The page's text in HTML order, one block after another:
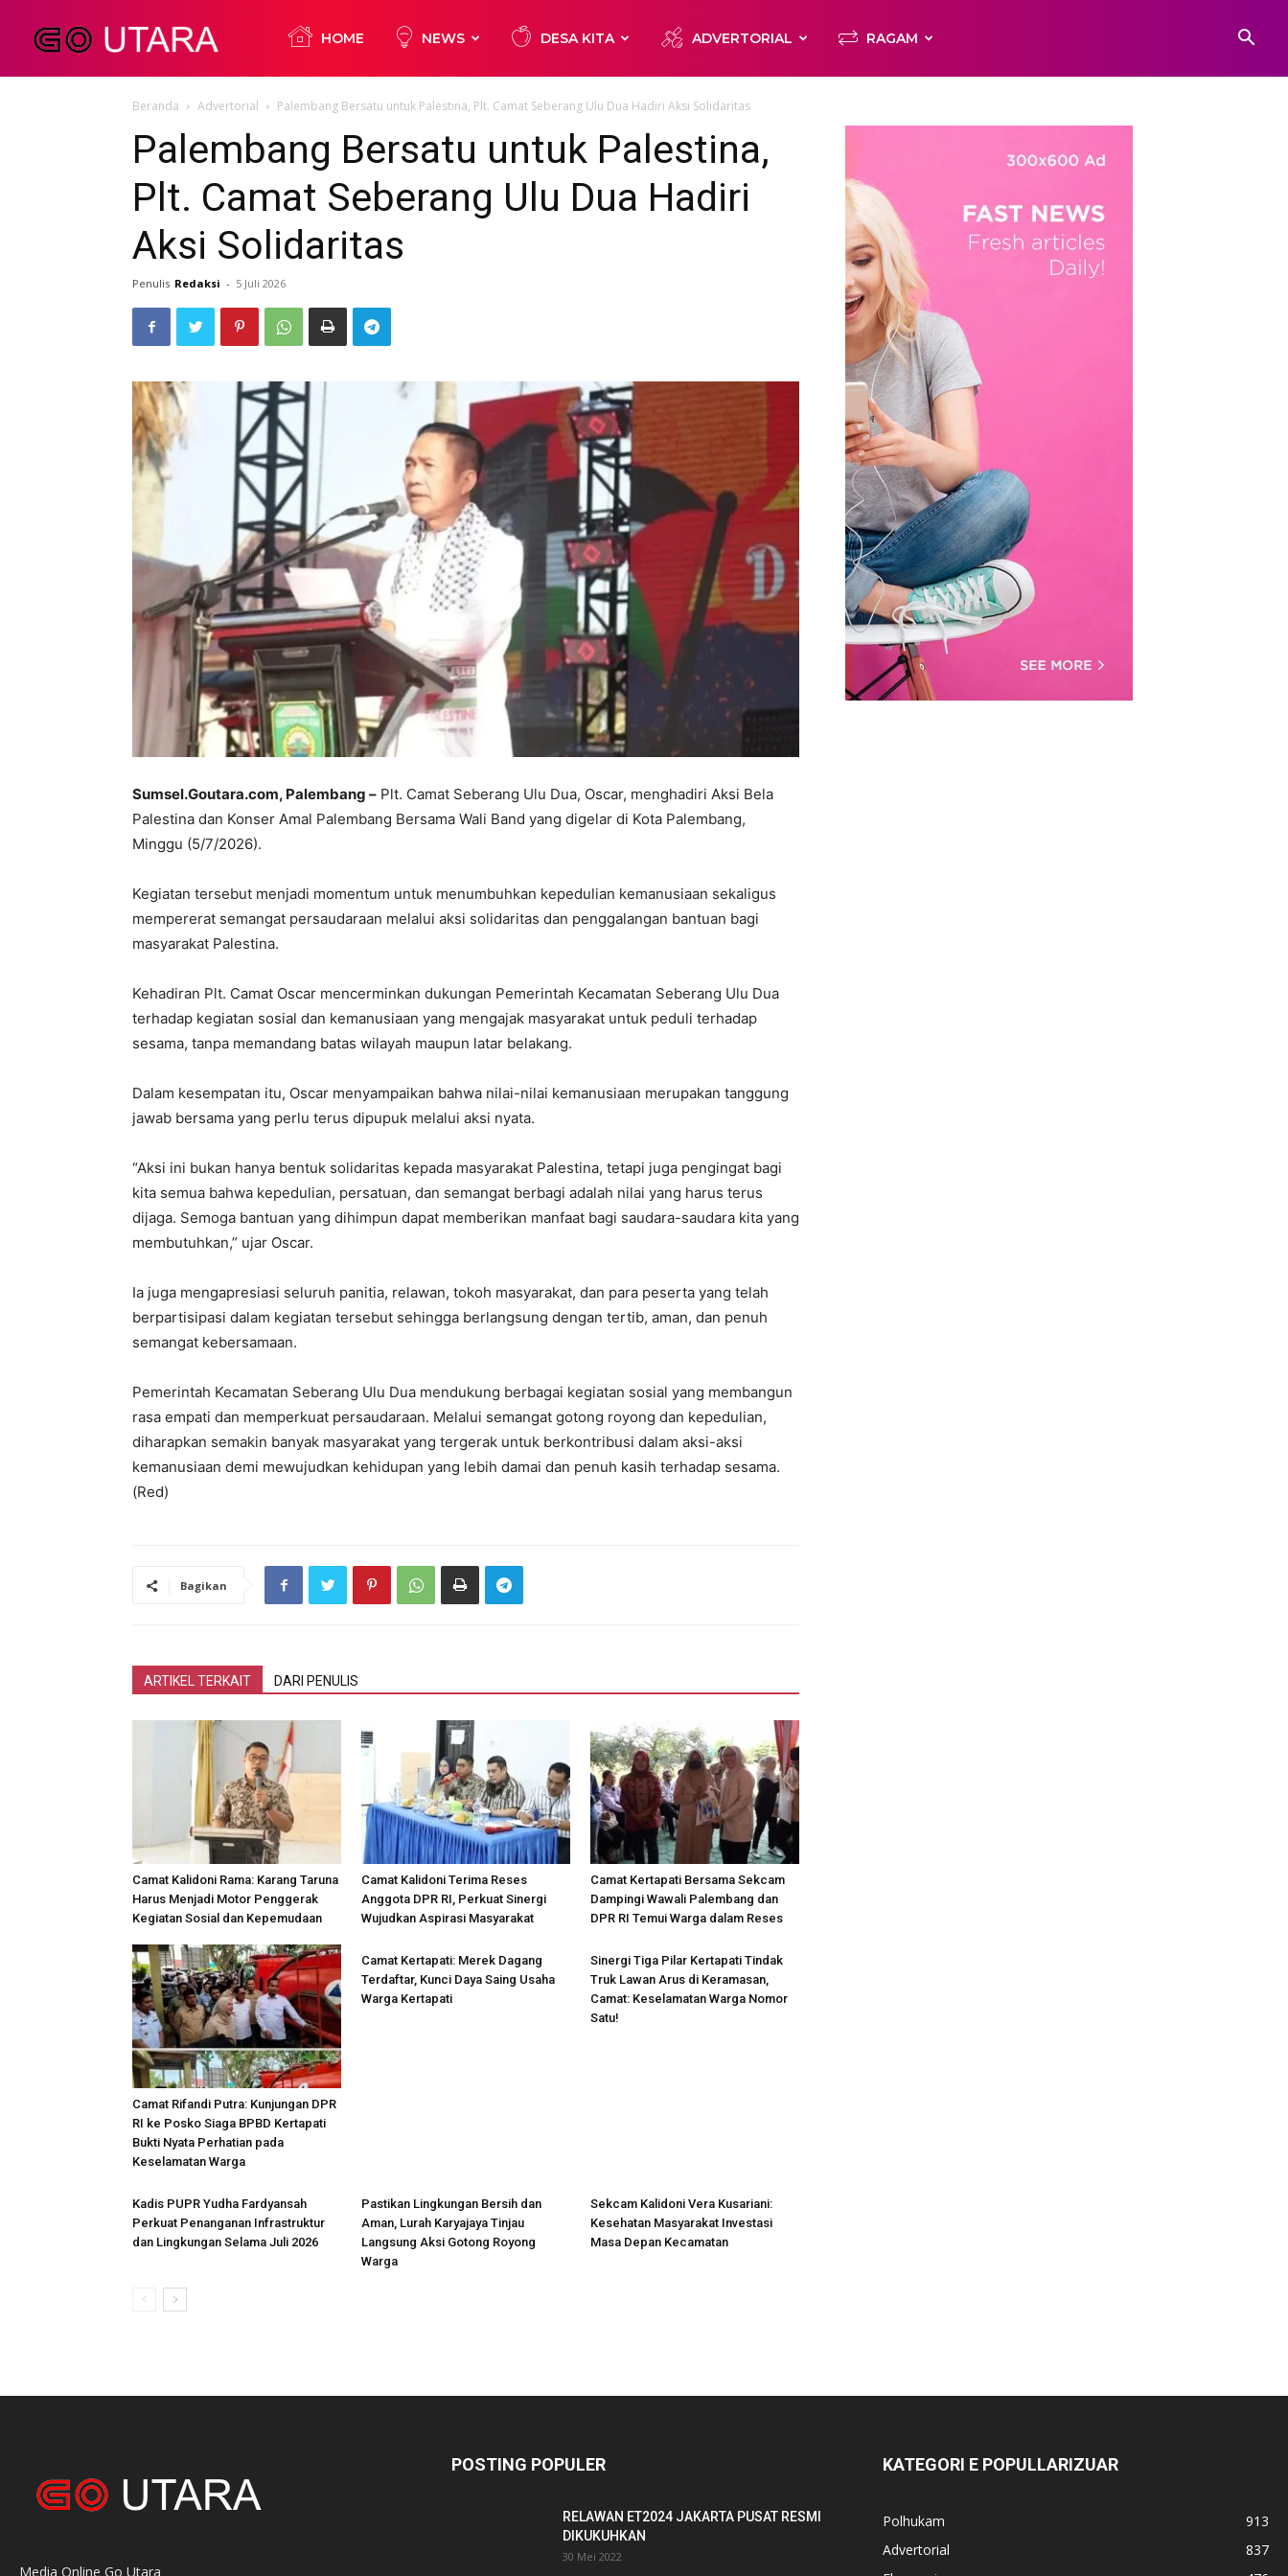
Utara
HOME NEWS DESA KITA ADVERTORIAL RAGAM
Beranda Advertorial Palembang Bersatu untuk Palestina, Plt. Camat Seberang Ulu Dua Hadiri Aksi Solidaritas
Palembang Bersatu untuk Palestina,
Plt. Camat Seberang Ulu Dua Hadiri
Aksi Solidaritas
Penulis Redaksi - 5 Juli 2026
Sumsel.Goutara.com, Palembang – Plt. Camat Seberang Ulu Dua, Oscar, menghadiri Aksi Bela
Palestina dan Konser Amal Palembang Bersama Wali Band yang digelar di Kota Palembang,
Minggu (5/7/2026).
Kegiatan tersebut menjadi momentum untuk menumbuhkan kepedulian kemanusiaan sekaligus
mempererat semangat persaudaraan melalui aksi solidaritas dan penggalangan bantuan bagi
masyarakat Palestina.
Kehadiran Plt. Camat Oscar mencerminkan dukungan Pemerintah Kecamatan Seberang Ulu Dua
terhadap kegiatan sosial dan kemanusiaan yang mengajak masyarakat untuk peduli terhadap
sesama, tanpa memandang batas wilayah maupun latar belakang.
Dalam kesempatan itu, Oscar menyampaikan bahwa nilai-nilai kemanusiaan merupakan tanggung
jawab bersama yang perlu terus dipupuk melalui aksi nyata.
“Aksi ini bukan hanya bentuk solidaritas kepada masyarakat Palestina, tetapi juga pengingat bagi
kita semua bahwa kepedulian, persatuan, dan semangat berbagi adalah nilai yang harus terus
dijaga. Semoga bantuan yang dihimpun dapat memberikan manfaat bagi saudara-saudara kita yang
membutuhkan,” ujar Oscar.
Ia juga mengapresiasi seluruh panitia, relawan, tokoh masyarakat, dan para peserta yang telah
berpartisipasi dalam kegiatan tersebut sehingga berlangsung dengan tertib, aman, dan penuh
semangat kebersamaan.
Pemerintah Kecamatan Seberang Ulu Dua mendukung berbagai kegiatan sosial yang membangun
rasa empati dan memperkuat persaudaraan. Melalui semangat gotong royong dan kepedulian,
diharapkan semakin banyak masyarakat yang tergerak untuk berkontribusi dalam aksi-aksi
kemanusiaan demi mewujudkan kehidupan yang lebih damai dan penuh kasih terhadap sesama.
(Red)
Bagikan
ARTIKEL TERKAIT DARI PENULIS
Camat Kalidoni Rama: Karang Taruna
Harus Menjadi Motor Penggerak
Kegiatan Sosial dan Kepemudaan
Camat Kalidoni Terima Reses
Anggota DPR RI, Perkuat Sinergi
Wujudkan Aspirasi Masyarakat
Camat Kertapati Bersama Sekcam
Dampingi Wawali Palembang dan
DPR RI Temui Warga dalam Reses
Camat Rifandi Putra: Kunjungan DPR
RI ke Posko Siaga BPBD Kertapati
Bukti Nyata Perhatian pada
Keselamatan Warga
Camat Kertapati: Merek Dagang
Terdaftar, Kunci Daya Saing Usaha
Warga Kertapati
Sinergi Tiga Pilar Kertapati Tindak
Truk Lawan Arus di Keramasan,
Camat: Keselamatan Warga Nomor
Satu!
Kadis PUPR Yudha Fardyansah
Perkuat Penanganan Infrastruktur
dan Lingkungan Selama Juli 2026
Pastikan Lingkungan Bersih dan
Aman, Lurah Karyajaya Tinjau
Langsung Aksi Gotong Royong
Warga
Sekcam Kalidoni Vera Kusariani:
Kesehatan Masyarakat Investasi
Masa Depan Kecamatan
Media Online Go Utara
POSTING POPULER
RELAWAN ET2024 JAKARTA PUSAT RESMI
DIKUKUHKAN
30 Mei 2022
KATEGORI E POPULLARIZUAR
Polhukam
913
Advertorial
837